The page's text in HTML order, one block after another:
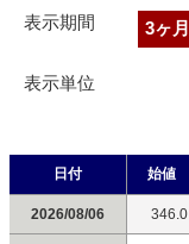
表示期間 3ヶ月
表示単位
日付 始値
2026/08/06 346.0